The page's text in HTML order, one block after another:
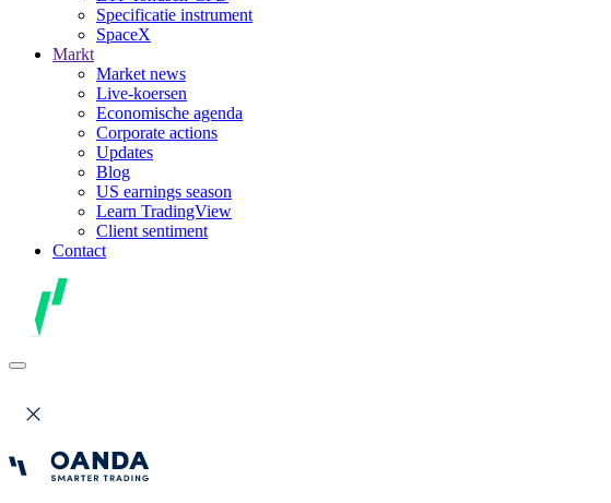
Specificatie instrument
SpaceX
Markt
Market news
Live-koersen
Economische agenda
Corporate actions
Updates
Blog
US earnings season
Learn TradingView
Client sentiment
Contact